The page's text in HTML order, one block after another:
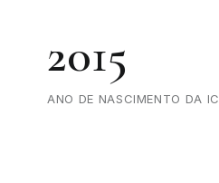
2015
ANO DE NASCIMENTO DA